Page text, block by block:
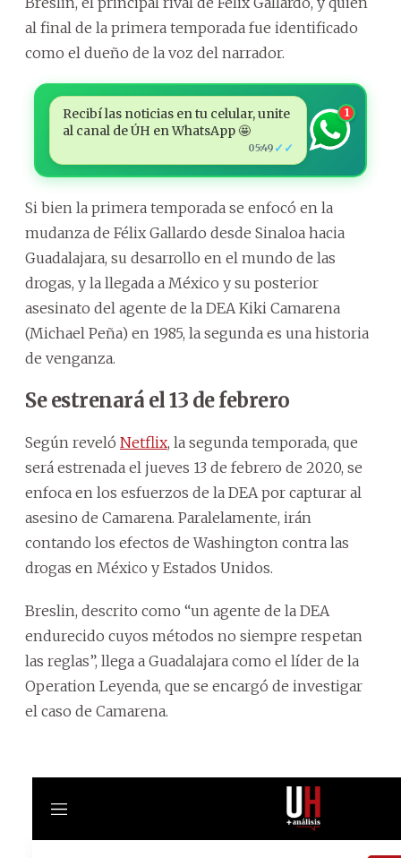
al final de la primera temporada fue identificado
como el dueño de la voz del narrador.
Recibí las noticias en tu celular, unite
al canal de ÚH en WhatsApp 🤩
05:49 ✓✓
1
Si bien la primera temporada se enfocó en la
mudanza de Félix Gallardo desde Sinaloa hacia
Guadalajara, su desarrollo en el mundo de las
drogas, y la llegada a México y su posterior
asesinato del agente de la DEA Kiki Camarena
(Michael Peña) en 1985, la segunda es una historia
de venganza.
Se estrenará el 13 de febrero
Según reveló Netflix, la segunda temporada, que
será estrenada el jueves 13 de febrero de 2020, se
enfoca en los esfuerzos de la DEA por capturar al
asesino de Camarena. Paralelamente, irán
contando los efectos de Washington contra las
drogas en México y Estados Unidos.
Breslin, descrito como “un agente de la DEA
endurecido cuyos métodos no siempre respetan
las reglas”, llega a Guadalajara como el líder de la
Operation Leyenda, que se encargó de investigar
el caso de Camarena.